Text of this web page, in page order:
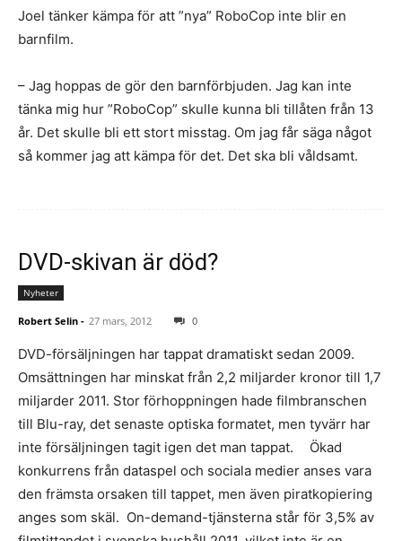
Joel tänker kämpa för att ”nya” RoboCop inte blir en
barnfilm.
– Jag hoppas de gör den barnförbjuden. Jag kan inte
tänka mig hur ”RoboCop” skulle kunna bli tillåten från 13
år. Det skulle bli ett stort misstag. Om jag får säga något
så kommer jag att kämpa för det. Det ska bli våldsamt.
DVD-skivan är död?
Nyheter
Robert Selin - 27 mars, 2012 0
DVD-försäljningen har tappat dramatiskt sedan 2009.
Omsättningen har minskat från 2,2 miljarder kronor till 1,7
miljarder 2011. Stor förhoppningen hade filmbranschen
till Blu-ray, det senaste optiska formatet, men tyvärr har
inte försäljningen tagit igen det man tappat. Ökad
konkurrens från dataspel och sociala medier anses vara
den främsta orsaken till tappet, men även piratkopiering
anges som skäl. On-demand-tjänsterna står för 3,5% av